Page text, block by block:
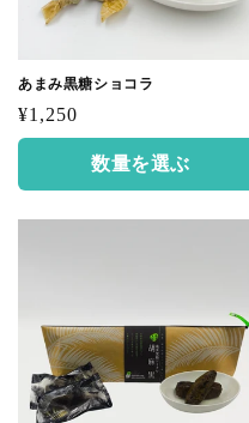
あまみ黒糖ショコラ
通
常
格
¥1,250
数量を選ぶ